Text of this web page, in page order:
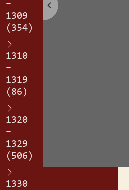
–
1309
(354)
1310
–
1319
(86)
1320
–
1329
(506)
1330